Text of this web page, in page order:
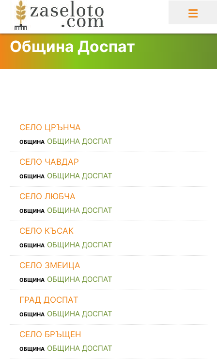
content
Община Доспат
СЕЛО ЦРЪНЧА
ОБЩИНА ОБЩИНА ДОСПАТ
СЕЛО ЧАВДАР
ОБЩИНА ОБЩИНА ДОСПАТ
СЕЛО ЛЮБЧА
ОБЩИНА ОБЩИНА ДОСПАТ
СЕЛО КЪСАК
ОБЩИНА ОБЩИНА ДОСПАТ
СЕЛО ЗМЕИЦА
ОБЩИНА ОБЩИНА ДОСПАТ
ГРАД ДОСПАТ
ОБЩИНА ОБЩИНА ДОСПАТ
СЕЛО БРЪЩЕН
ОБЩИНА ОБЩИНА ДОСПАТ